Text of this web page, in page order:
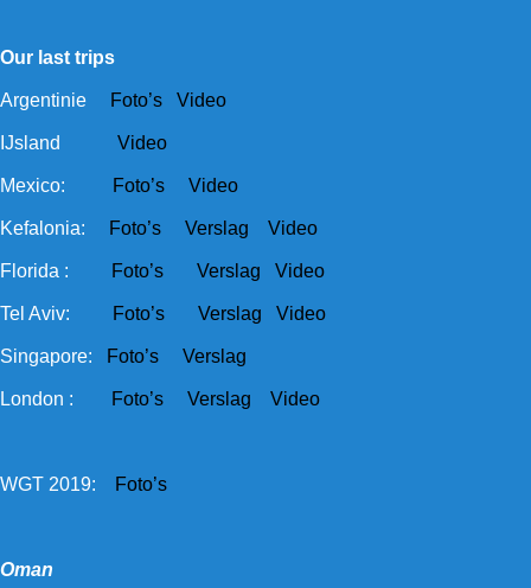
Our last trips
Argentinie Foto’s Video
IJsland Video
Mexico: Foto’s Video
Kefalonia: Foto’s Verslag Video
Florida : Foto’s Verslag Video
Tel Aviv: Foto’s Verslag Video
Singapore: Foto’s Verslag
London : Foto’s Verslag Video
WGT 2019: Foto’s
Oman